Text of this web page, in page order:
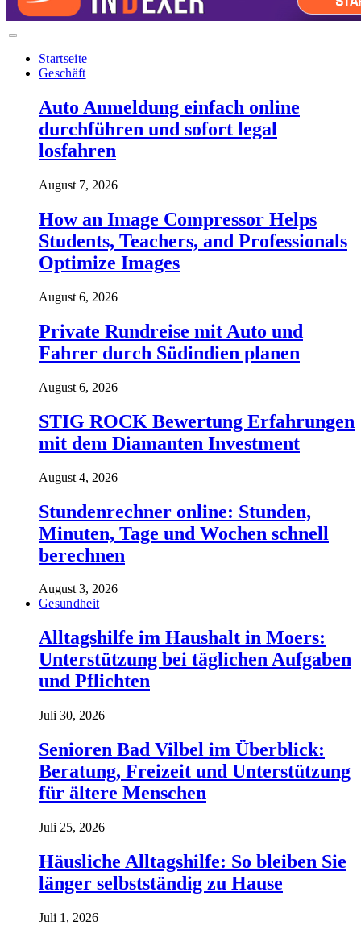
Startseite
Geschäft
Auto Anmeldung einfach online
durchführen und sofort legal
losfahren
August 7, 2026
How an Image Compressor Helps
Students, Teachers, and Professionals
Optimize Images
August 6, 2026
Private Rundreise mit Auto und
Fahrer durch Südindien planen
August 6, 2026
STIG ROCK Bewertung Erfahrungen
mit dem Diamanten Investment
August 4, 2026
Stundenrechner online: Stunden,
Minuten, Tage und Wochen schnell
berechnen
August 3, 2026
Gesundheit
Alltagshilfe im Haushalt in Moers:
Unterstützung bei täglichen Aufgaben
und Pflichten
Juli 30, 2026
Senioren Bad Vilbel im Überblick:
Beratung, Freizeit und Unterstützung
für ältere Menschen
Juli 25, 2026
Häusliche Alltagshilfe: So bleiben Sie
länger selbstständig zu Hause
Juli 1, 2026